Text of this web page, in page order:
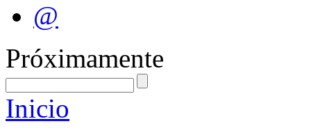
@
Próximamente
Inicio